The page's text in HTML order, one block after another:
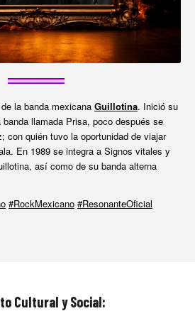
la banda mexicana Guillotina. Inició su
llamada Prisa, poco después se
con quién tuvo la oportunidad de viajar
En 1989 se integra a Signos vitales y
así como de su banda alterna
#RockMexicano #ResonanteOficial
Cultural y Social: